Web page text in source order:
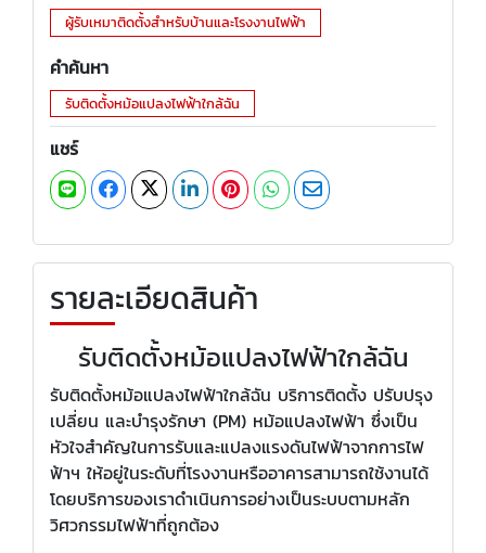
ผู้รับเหมาติดตั้งสำหรับบ้านและโรงงานไฟฟ้า
คำค้นหา
รับติดตั้งหม้อแปลงไฟฟ้าใกล้ฉัน
แชร์
รายละเอียดสินค้า
รับติดตั้งหม้อแปลงไฟฟ้าใกล้ฉัน
รับติดตั้งหม้อแปลงไฟฟ้าใกล้ฉัน บริการติดตั้ง ปรับปรุง
เปลี่ยน และบำรุงรักษา (PM) หม้อแปลงไฟฟ้า ซึ่งเป็น
หัวใจสำคัญในการรับและแปลงแรงดันไฟฟ้าจากการไฟ
ฟ้าฯ ให้อยู่ในระดับที่โรงงานหรืออาคารสามารถใช้งานได้
โดยบริการของเราดำเนินการอย่างเป็นระบบตามหลัก
วิศวกรรมไฟฟ้าที่ถูกต้อง